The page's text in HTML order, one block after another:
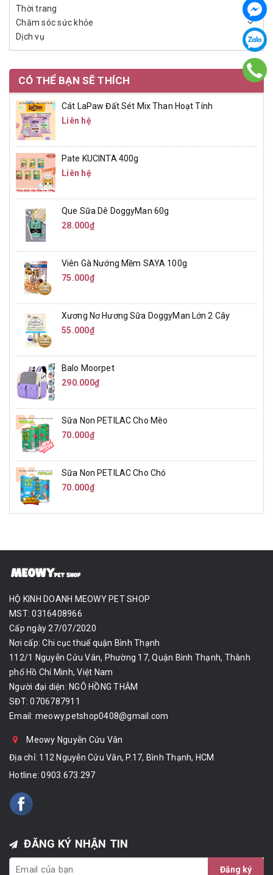
Thời trang
Chăm sóc sức khỏe
Dịch vụ
CÓ THỂ BẠN SẼ THÍCH
Cát LaPaw Đất Sét Mix Than Hoạt Tính
Liên hệ
Pate KUCINTA 400g
Liên hệ
Que Sữa Dê DoggyMan 60g
28.000₫
Viên Gà Nướng Mềm SAYA 100g
75.000₫
Xương Nơ Hương Sữa DoggyMan Lớn 2 Cây
55.000₫
Balo Moorpet
290.000₫
Sữa Non PETILAC Cho Mèo
70.000₫
Sữa Non PETILAC Cho Chó
70.000₫
HỘ KINH DOANH MEOWY PET SHOP
MST: 0316408966
Cấp ngày 27/07/2020
Nơi cấp: Chi cục thuế quận Bình Thạnh
112/1 Nguyễn Cửu Vân, Phường 17, Quận Bình Thạnh, Thành
phố Hồ Chí Minh, Việt Nam
Người đại diện: NGÔ HỒNG THẮM
SĐT: 0706787911
Email: meowy.petshop0408@gmail.com
Meowy Nguyễn Cửu Vân
Địa chỉ: 112 Nguyễn Cửu Vân, P.17, Bình Thạnh, HCM
Hotline:0903.673.297
ĐĂNG KÝ NHẬN TIN
Đăng ký